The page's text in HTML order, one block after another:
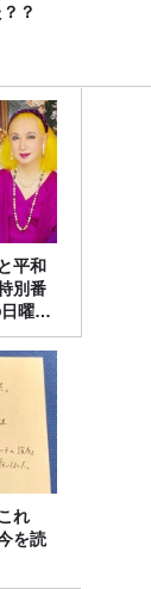
？
平和
別番
曜日
ン
れ
を読